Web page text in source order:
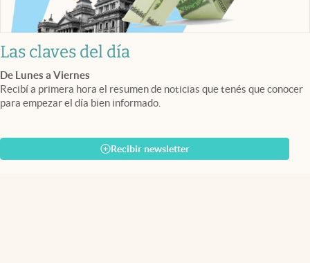
Las claves del día
De Lunes a Viernes
Recibí a primera hora el resumen de noticias que tenés que conocer
para empezar el día bien informado.
Recibir newsletter